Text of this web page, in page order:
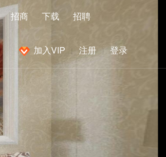
招商 下载 招聘
加入VIP 注册 登录